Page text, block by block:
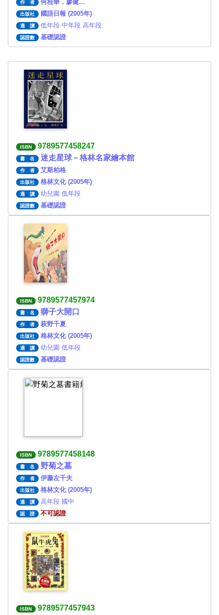
作 者 何桂華，廖健…
出版社 國語日報 (2005年)
適 讀 低年段 中年段 高年段
認證數 基礎認證
ISBN 9789577458247
書 名 迷走星球－格林名家繪本館
作 者 艾斯柏格
出版社 格林文化 (2005年)
適 讀 幼兒園 低年段
認證數 基礎認證
ISBN 9789577457974
書 名 獅子大開口
作 者 萩野千夏
出版社 格林文化 (2005年)
適 讀 幼兒園 低年段
認證數 基礎認證
ISBN 9789577458148
書 名 野菊之墓
作 者 伊藤左千夫
出版社 格林文化 (2005年)
適 讀 高年段 國中
認 證 不可認證
ISBN 9789577457943